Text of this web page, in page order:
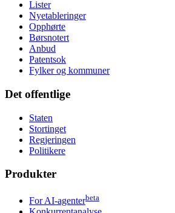
Lister
Nyetableringer
Opphørte
Børsnotert
Anbud
Patentsok
Fylker og kommuner
Det offentlige
Staten
Stortinget
Regjeringen
Politikere
Produkter
For AI-agenterbeta